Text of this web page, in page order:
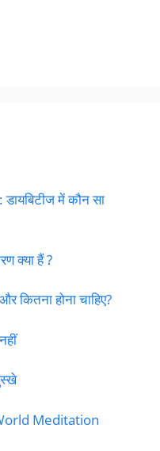
में कौन सा
क्या हैं ?
कितना होना चाहिए?
Meditation